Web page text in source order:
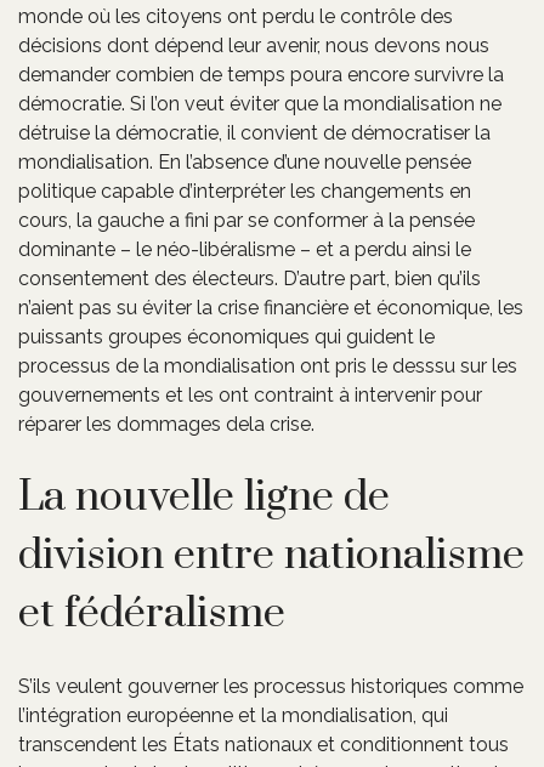
monde où les citoyens ont perdu le contrôle des
décisions dont dépend leur avenir, nous devons nous
demander combien de temps poura encore survivre la
démocratie. Si l’on veut éviter que la mondialisation ne
détruise la démocratie, il convient de démocratiser la
mondialisation. En l’absence d’une nouvelle pensée
politique capable d’interpréter les changements en
cours, la gauche a fini par se conformer à la pensée
dominante – le néo-libéralisme – et a perdu ainsi le
consentement des électeurs. D’autre part, bien qu’ils
n’aient pas su éviter la crise financière et économique, les
puissants groupes économiques qui guident le
processus de la mondialisation ont pris le desssu sur les
gouvernements et les ont contraint à intervenir pour
réparer les dommages dela crise.
La nouvelle ligne de
division entre nationalisme
et fédéralisme
S’ils veulent gouverner les processus historiques comme
l’intégration européenne et la mondialisation, qui
transcendent les États nationaux et conditionnent tous